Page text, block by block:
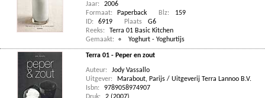
Jaar:
2006
Formaat:
Paperback Blz:
159
ID:
6919 Plaats
G6
Reeks:
Terra 01 Basic Kitchen
Gemaakt:
Yoghurt - Yoghurtijs
Terra 01 - Peper en zout
Auteur:
Jody Vassallo
Uitgever:
Marabout, Parijs / Uitgeverij Terra Lannoo B.V.
Isbn:
9789058974907